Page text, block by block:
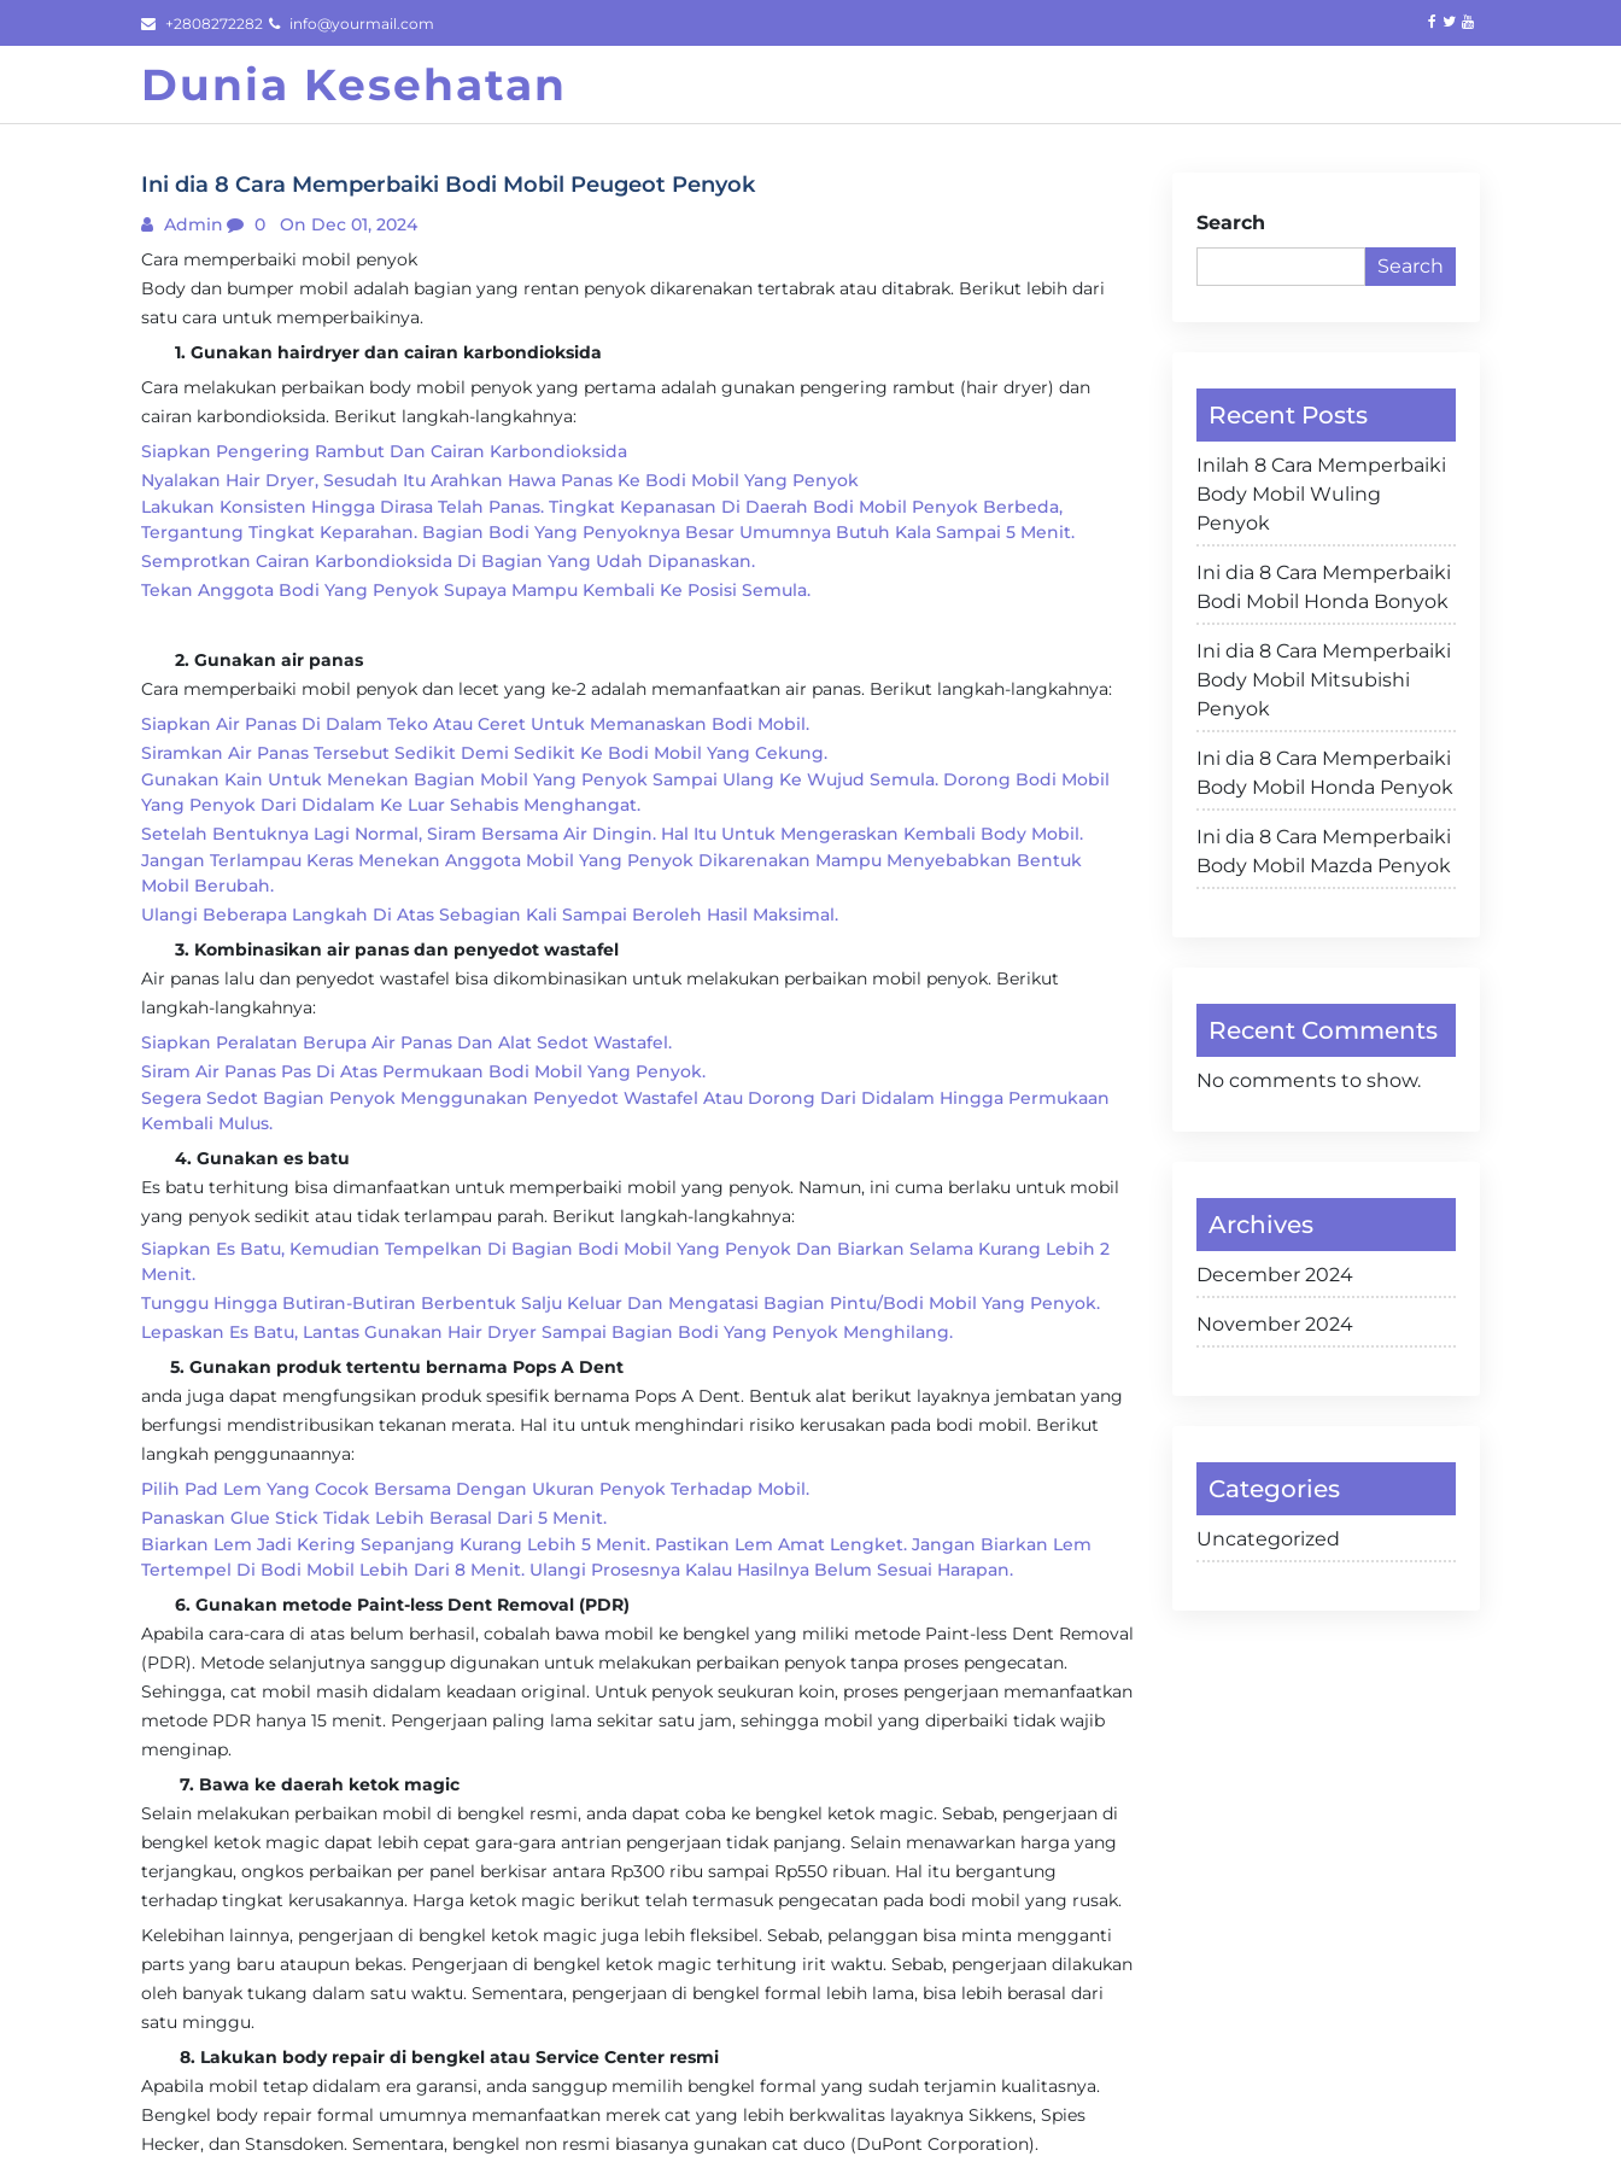
to
+2808272282 info@yourmail.com
Dunia Kesehatan
Ini dia 8 Cara Memperbaiki Bodi Mobil Peugeot Penyok
Admin 0
On Dec 01, 2024
Cara memperbaiki mobil penyok
Body dan bumper mobil adalah bagian yang rentan penyok dikarenakan tertabrak atau ditabrak. Berikut lebih dari
satu cara untuk memperbaikinya.
1. Gunakan hairdryer dan cairan karbondioksida
Cara melakukan perbaikan body mobil penyok yang pertama adalah gunakan pengering rambut (hair dryer) dan
cairan karbondioksida. Berikut langkah-langkahnya:
Siapkan Pengering Rambut Dan Cairan Karbondioksida
Nyalakan Hair Dryer, Sesudah Itu Arahkan Hawa Panas Ke Bodi Mobil Yang Penyok
Lakukan Konsisten Hingga Dirasa Telah Panas. Tingkat Kepanasan Di Daerah Bodi Mobil Penyok Berbeda,
Tergantung Tingkat Keparahan. Bagian Bodi Yang Penyoknya Besar Umumnya Butuh Kala Sampai 5 Menit.
Semprotkan Cairan Karbondioksida Di Bagian Yang Udah Dipanaskan.
Tekan Anggota Bodi Yang Penyok Supaya Mampu Kembali Ke Posisi Semula.
2. Gunakan air panas
Cara memperbaiki mobil penyok dan lecet yang ke-2 adalah memanfaatkan air panas. Berikut langkah-langkahnya:
Siapkan Air Panas Di Dalam Teko Atau Ceret Untuk Memanaskan Bodi Mobil.
Siramkan Air Panas Tersebut Sedikit Demi Sedikit Ke Bodi Mobil Yang Cekung.
Gunakan Kain Untuk Menekan Bagian Mobil Yang Penyok Sampai Ulang Ke Wujud Semula. Dorong Bodi Mobil
Yang Penyok Dari Didalam Ke Luar Sehabis Menghangat.
Setelah Bentuknya Lagi Normal, Siram Bersama Air Dingin. Hal Itu Untuk Mengeraskan Kembali Body Mobil.
Jangan Terlampau Keras Menekan Anggota Mobil Yang Penyok Dikarenakan Mampu Menyebabkan Bentuk
Mobil Berubah.
Ulangi Beberapa Langkah Di Atas Sebagian Kali Sampai Beroleh Hasil Maksimal.
3. Kombinasikan air panas dan penyedot wastafel
Air panas lalu dan penyedot wastafel bisa dikombinasikan untuk melakukan perbaikan mobil penyok. Berikut
langkah-langkahnya:
Siapkan Peralatan Berupa Air Panas Dan Alat Sedot Wastafel.
Siram Air Panas Pas Di Atas Permukaan Bodi Mobil Yang Penyok.
Segera Sedot Bagian Penyok Menggunakan Penyedot Wastafel Atau Dorong Dari Didalam Hingga Permukaan
Kembali Mulus.
4. Gunakan es batu
Es batu terhitung bisa dimanfaatkan untuk memperbaiki mobil yang penyok. Namun, ini cuma berlaku untuk mobil
yang penyok sedikit atau tidak terlampau parah. Berikut langkah-langkahnya:
Siapkan Es Batu, Kemudian Tempelkan Di Bagian Bodi Mobil Yang Penyok Dan Biarkan Selama Kurang Lebih 2
Menit.
Tunggu Hingga Butiran-Butiran Berbentuk Salju Keluar Dan Mengatasi Bagian Pintu/bodi Mobil Yang Penyok.
Lepaskan Es Batu, Lantas Gunakan Hair Dryer Sampai Bagian Bodi Yang Penyok Menghilang.
5. Gunakan produk tertentu bernama Pops A Dent
anda juga dapat mengfungsikan produk spesifik bernama Pops A Dent. Bentuk alat berikut layaknya jembatan yang
berfungsi mendistribusikan tekanan merata. Hal itu untuk menghindari risiko kerusakan pada bodi mobil. Berikut
langkah penggunaannya:
Pilih Pad Lem Yang Cocok Bersama Dengan Ukuran Penyok Terhadap Mobil.
Panaskan Glue Stick Tidak Lebih Berasal Dari 5 Menit.
Biarkan Lem Jadi Kering Sepanjang Kurang Lebih 5 Menit. Pastikan Lem Amat Lengket. Jangan Biarkan Lem
Tertempel Di Bodi Mobil Lebih Dari 8 Menit. Ulangi Prosesnya Kalau Hasilnya Belum Sesuai Harapan.
6. Gunakan metode Paint-less Dent Removal (PDR)
Apabila cara-cara di atas belum berhasil, cobalah bawa mobil ke bengkel yang miliki metode Paint-less Dent Removal
(PDR). Metode selanjutnya sanggup digunakan untuk melakukan perbaikan penyok tanpa proses pengecatan.
Sehingga, cat mobil masih didalam keadaan original. Untuk penyok seukuran koin, proses pengerjaan memanfaatkan
metode PDR hanya 15 menit. Pengerjaan paling lama sekitar satu jam, sehingga mobil yang diperbaiki tidak wajib
menginap.
7. Bawa ke daerah ketok magic
Selain melakukan perbaikan mobil di bengkel resmi, anda dapat coba ke bengkel ketok magic. Sebab, pengerjaan di
bengkel ketok magic dapat lebih cepat gara-gara antrian pengerjaan tidak panjang. Selain menawarkan harga yang
terjangkau, ongkos perbaikan per panel berkisar antara Rp300 ribu sampai Rp550 ribuan. Hal itu bergantung
terhadap tingkat kerusakannya. Harga ketok magic berikut telah termasuk pengecatan pada bodi mobil yang rusak.
Kelebihan lainnya, pengerjaan di bengkel ketok magic juga lebih fleksibel. Sebab, pelanggan bisa minta mengganti
parts yang baru ataupun bekas. Pengerjaan di bengkel ketok magic terhitung irit waktu. Sebab, pengerjaan dilakukan
oleh banyak tukang dalam satu waktu. Sementara, pengerjaan di bengkel formal lebih lama, bisa lebih berasal dari
satu minggu.
8. Lakukan body repair di bengkel atau Service Center resmi
Apabila mobil tetap didalam era garansi, anda sanggup memilih bengkel formal yang sudah terjamin kualitasnya.
Bengkel body repair formal umumnya memanfaatkan merek cat yang lebih berkwalitas layaknya Sikkens, Spies
Hecker, dan Stansdoken. Sementara, bengkel non resmi biasanya gunakan cat duco (DuPont Corporation).
Search
Search
Recent Posts
Inilah 8 Cara Memperbaiki
Body Mobil Wuling
Penyok
Ini dia 8 Cara Memperbaiki
Bodi Mobil Honda Bonyok
Ini dia 8 Cara Memperbaiki
Body Mobil Mitsubishi
Penyok
Ini dia 8 Cara Memperbaiki
Body Mobil Honda Penyok
Ini dia 8 Cara Memperbaiki
Body Mobil Mazda Penyok
Recent Comments
No comments to show.
Archives
December 2024
November 2024
Categories
Uncategorized